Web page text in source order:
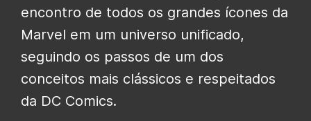
encontro de todos os grandes ícones da
Marvel em um universo unificado,
seguindo os passos de um dos
conceitos mais clássicos e respeitados
da DC Comics.